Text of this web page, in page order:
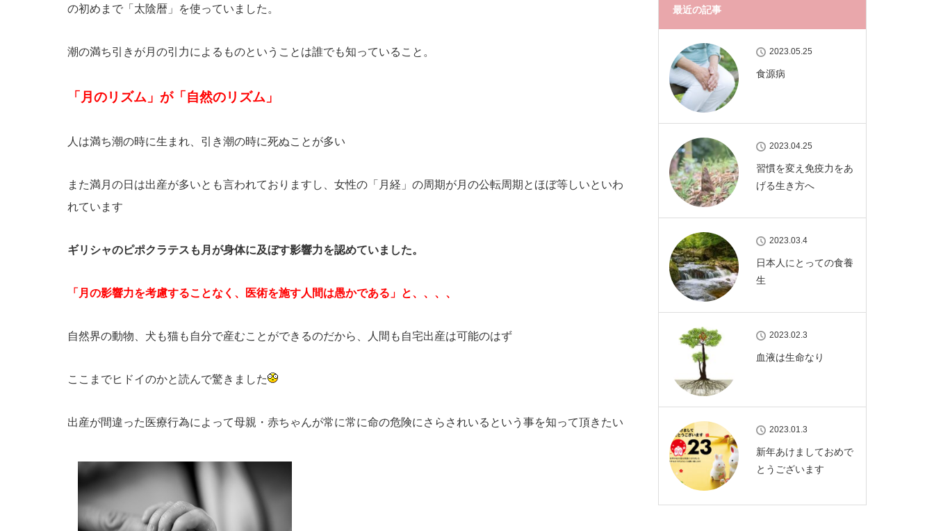
の初めまで「太陰暦」を使っていました。
潮の満ち引きが月の引力によるものということは誰でも知っていること。
「月のリズム」が「自然のリズム」
人は満ち潮の時に生まれ、引き潮の時に死ぬことが多い
また満月の日は出産が多いとも言われておりますし、女性の「月経」の周期が月の公転周期とほぼ等しいといわ
れています
ギリシャのピポクラテスも月が身体に及ぼす影響力を認めていました。
「月の影響力を考慮することなく、医術を施す人間は愚かである」と、、、、
自然界の動物、犬も猫も自分で産むことができるのだから、人間も自宅出産は可能のはず
ここまでヒドイのかと読んで驚きました
出産が間違った医療行為によって母親・赤ちゃんが常に常に命の危険にさらされいるという事を知って頂きたい
最近の記事
2023.05.25
食源病
2023.04.25
習慣を変え免疫力をあ
げる生き方へ
2023.03.4
日本人にとっての食養
生
2023.02.3
血液は生命なり
2023.01.3
新年あけましておめで
とうございます